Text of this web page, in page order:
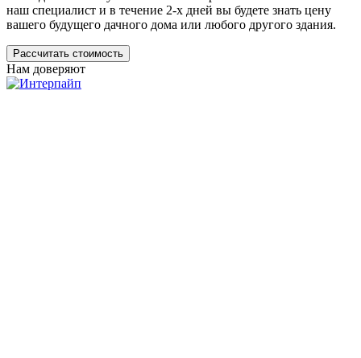
наш специалист и в течение 2-х дней вы будете знать цену
вашего будущего дачного дома или любого другого здания.
Рассчитать стоимость
Нам доверяют